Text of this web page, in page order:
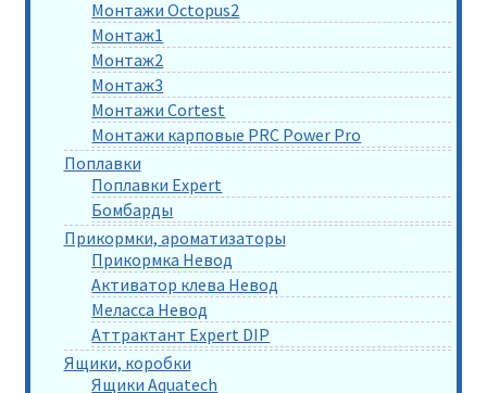
Монтажи Octopus2
Монтаж1
Монтаж2
Монтаж3
Монтажи Cortest
Монтажи карповые PRC Power Pro
Поплавки
Поплавки Expert
Бомбарды
Прикормки, ароматизаторы
Прикормка Невод
Активатор клева Невод
Меласса Невод
Аттрактант Expert DIP
Ящики, коробки
Ящики Aquatech